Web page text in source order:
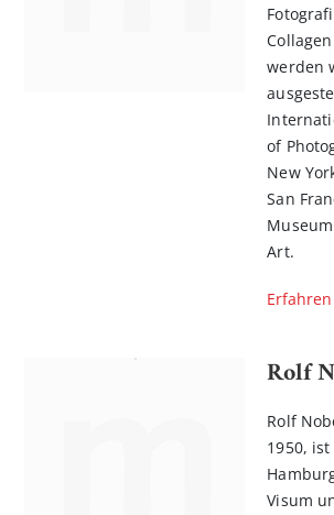
werden
of
New
San
Art.
Rolf
Rolf
1950,
Visum